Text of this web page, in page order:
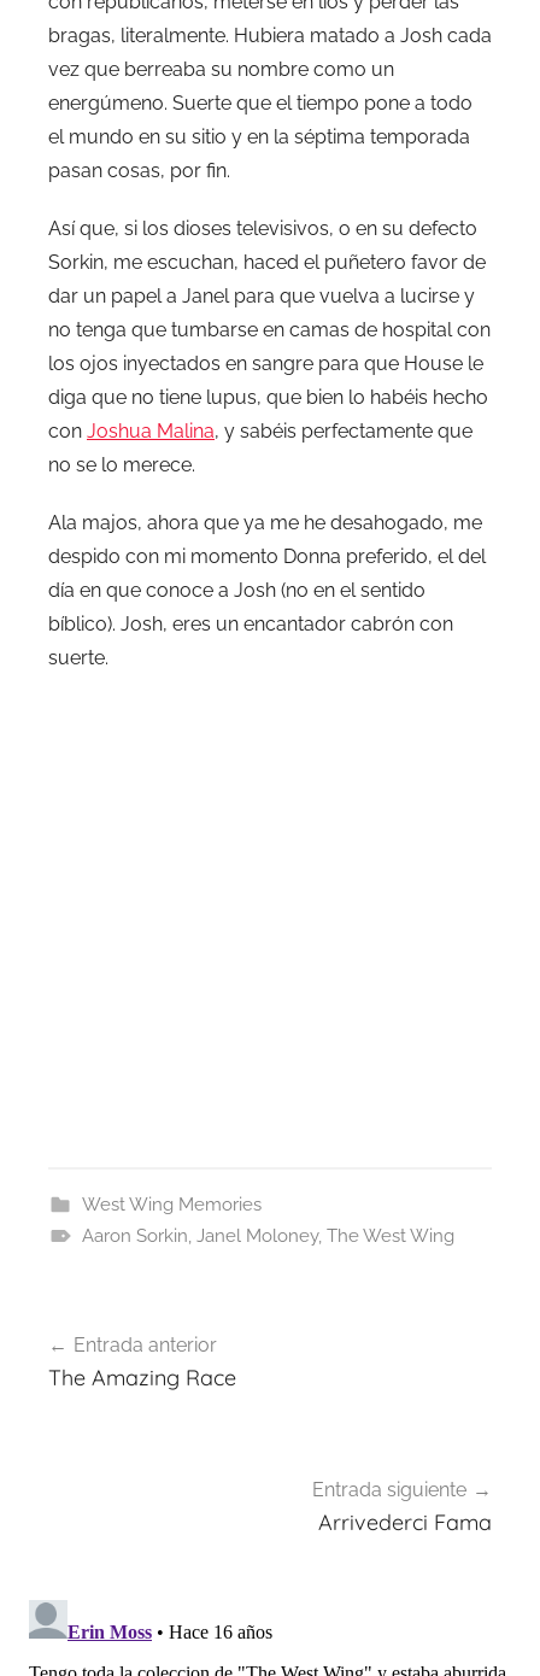
bragas, literalmente. Hubiera matado a Josh cada
vez que berreaba su nombre como un
energúmeno. Suerte que el tiempo pone a todo
el mundo en su sitio y en la séptima temporada
pasan cosas, por fin.
Así que, si los dioses televisivos, o en su defecto
Sorkin, me escuchan, haced el puñetero favor de
dar un papel a Janel para que vuelva a lucirse y
no tenga que tumbarse en camas de hospital con
los ojos inyectados en sangre para que House le
diga que no tiene lupus, que bien lo habéis hecho
con Joshua Malina, y sabéis perfectamente que
no se lo merece.
Ala majos, ahora que ya me he desahogado, me
despido con mi momento Donna preferido, el del
día en que conoce a Josh (no en el sentido
bíblico). Josh, eres un encantador cabrón con
suerte.
West Wing Memories
Aaron Sorkin Janel Moloney, The West Wing
de
Entrada anterior
The Amazing Race
Entrada siguiente
Arrivederci Fama